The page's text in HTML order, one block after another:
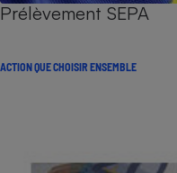
Prélèvement SEPA
ACTION QUE CHOISIR ENSEMBLE